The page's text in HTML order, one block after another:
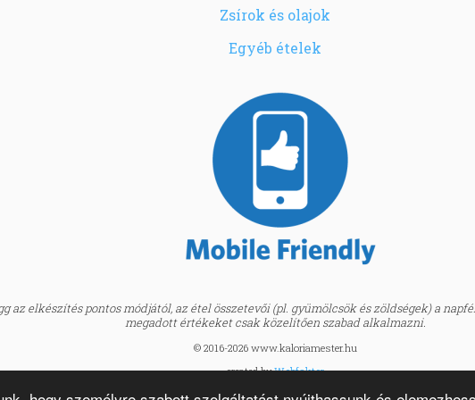
Zsírok és olajok
Egyéb ételek
az elkészítés pontos módjától, az étel összetevői (pl. gyümölcsök és zöldségek) a
megadott értékeket csak közelítően szabad alkalmazni.
© 2016-2026 www.kaloriamester.hu
created byWebfaktor
BMI kalkulátor »